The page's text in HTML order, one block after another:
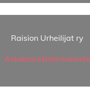
Raision Urheilijat ry
Asiakasrekisteriseloste